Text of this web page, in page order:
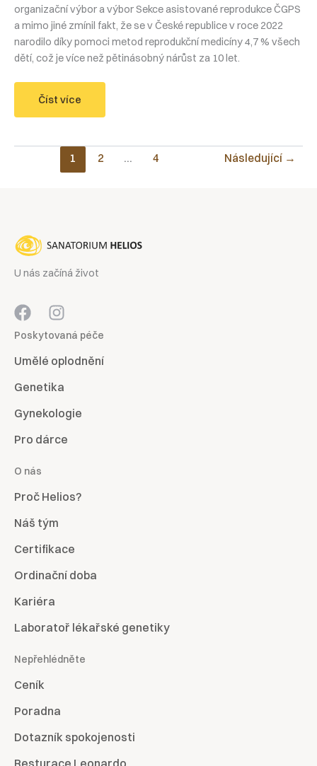
organizační výbor a výbor Sekce asistované reprodukce ČGPS
a mimo jiné zmínil fakt, že se v České republice v roce 2022
narodilo díky pomoci metod reprodukční medicíny 4,7 % všech
dětí, což je více než pětinásobný nárůst za 10 let.
33.
asistované
Číst více
1 2 … 4 Následující →
U nás začíná život
Poskytovaná péče
Umělé oplodnění
Genetika
Gynekologie
Pro dárce
O nás
Proč Helios?
Náš tým
Certifikace
Ordinační doba
Kariéra
Laboratoř lékařské genetiky
Nepřehlédněte
Ceník
Poradna
Dotazník spokojenosti